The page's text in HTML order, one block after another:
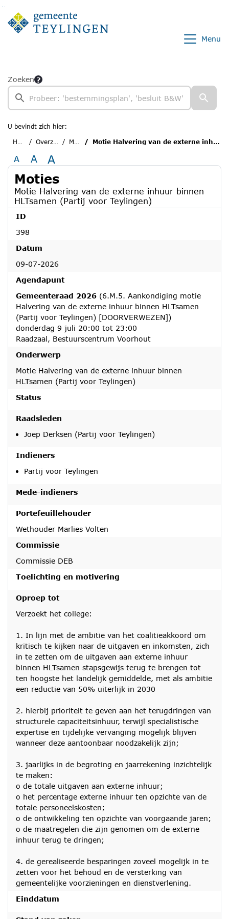
Ga naar de inhoud van deze pagina
Ga naar het zoeken
Ga naar het menu
Menu
Zoeken
U bevindt zich hier:
Home
Overzichten Moties Motie Halvering van de externe inhuur binnen HLTsamen (Partij voor Teylingen)
A A A
Moties
Motie Halvering van de externe inhuur binnen
HLTsamen (Partij voor Teylingen)
ID
398
Datum
09-07-2026
Agendapunt
Gemeenteraad 2026 (6.M.5. Aankondiging motie
Halvering van de externe inhuur binnen HLTsamen
(Partij voor Teylingen) [DOORVERWEZEN])
donderdag 9 juli 20:00 tot 23:00
Raadzaal, Bestuurscentrum Voorhout
Onderwerp
Motie Halvering van de externe inhuur binnen
HLTsamen (Partij voor Teylingen)
Status
Raadsleden
Joep Derksen (Partij voor Teylingen)
Indieners
Partij voor Teylingen
Mede-indieners
Portefeuillehouder
Wethouder Marlies Volten
Commissie
Commissie DEB
Toelichting en motivering
Oproep tot
Verzoekt het college:
1. In lijn met de ambitie van het coalitieakkoord om
kritisch te kijken naar de uitgaven en inkomsten, zich
in te zetten om de uitgaven aan externe inhuur
binnen HLTsamen stapsgewijs terug te brengen tot
ten hoogste het landelijk gemiddelde, met als ambitie
een reductie van 50% uiterlijk in 2030
2. hierbij prioriteit te geven aan het terugdringen van
structurele capaciteitsinhuur, terwijl specialistische
expertise en tijdelijke vervanging mogelijk blijven
wanneer deze aantoonbaar noodzakelijk zijn;
3. jaarlijks in de begroting en jaarrekening inzichtelijk
te maken:
o de totale uitgaven aan externe inhuur;
o het percentage externe inhuur ten opzichte van de
totale personeelskosten;
o de ontwikkeling ten opzichte van voorgaande jaren;
o de maatregelen die zijn genomen om de externe
inhuur terug te dringen;
4. de gerealiseerde besparingen zoveel mogelijk in te
zetten voor het behoud en de versterking van
gemeentelijke voorzieningen en dienstverlening.
Einddatum